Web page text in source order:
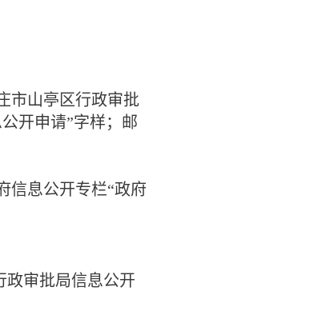
市山亭区行政审批
开申请”字样；邮
息公开专栏“政府
政审批局信息公开